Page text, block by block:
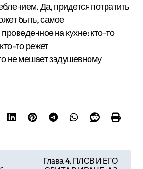
Да, придется потратить
быть, самое
на кухне: кто-то
то режет
не мешает задушевному
Глава 4. ПЛОВ И ЕГО